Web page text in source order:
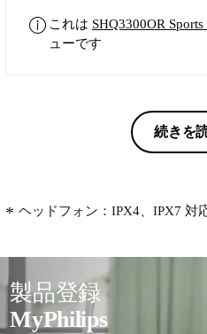
experience with Philips I
SHQ3300OR_00 – I knew they
mean, low – after three Months
you could hear that sweat and
like Philips, and you guys do
これは SHQ3300OR Sports
ューです
続きを
ヘッドフォン：IPX4、IPX7 対
製品登録
MyPhilips